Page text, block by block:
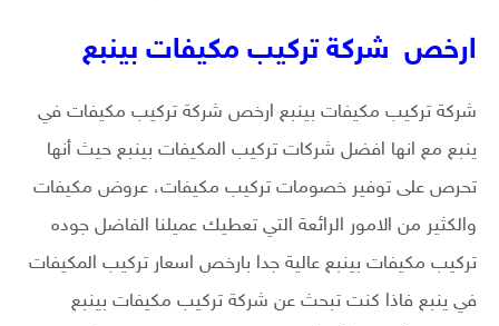
ارخص شركة تركيب مكيفات بينبع
شركة تركيب مكيفات بينبع ارخص شركة تركيب مكيفات في
ينبع مع انها افضل شركات تركيب المكيفات بينبع حيث أنها
تحرص على توفير خصومات تركيب مكيفات، عروض مكيفات
والكثير من الامور الرائعة التي تعطيك عميلنا الفاضل جوده
تركيب مكيفات بينبع عالية جدا بارخص اسعار تركيب المكيفات
في ينبع فاذا كنت تبحث عن شركة تركيب مكيفات بينبع